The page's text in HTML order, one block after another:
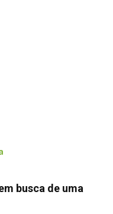
busca de uma